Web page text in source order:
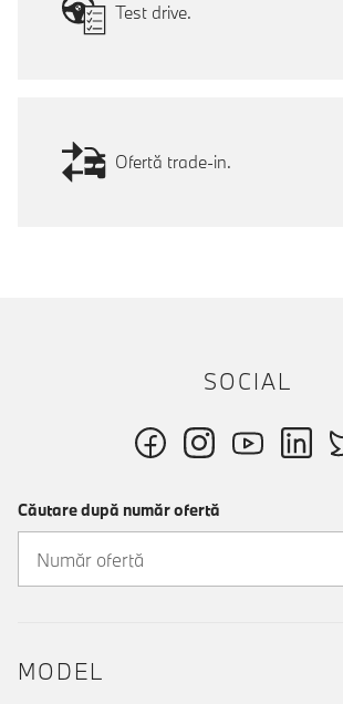
Test drive.
Ofertă trade-in.
SOCIAL
Căutare după număr ofertă
MODEL